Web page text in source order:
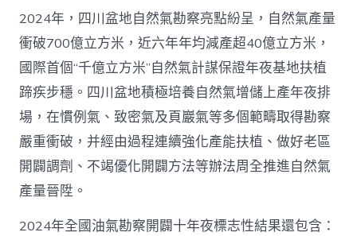
2024年，四川盆地自然氣勘察亮點紛呈，自然氣產量
衝破700億立方米，近六年年均減產超40億立方米，
國際首個“千億立方米”自然氣計謀保證年夜基地扶植
蹄疾步穩。四川盆地積極培養自然氣增儲上產年夜排
場，在慣例氣、致密氣及頁巖氣等多個範疇取得勘察
嚴重衝破，并經由過程連續強化產能扶植、做好老區
開闢調劑、不竭優化開闢方法等辦法周全推進自然氣
產量晉陞。
2024年全國油氣勘察開闢十年夜標志性結果還包含：